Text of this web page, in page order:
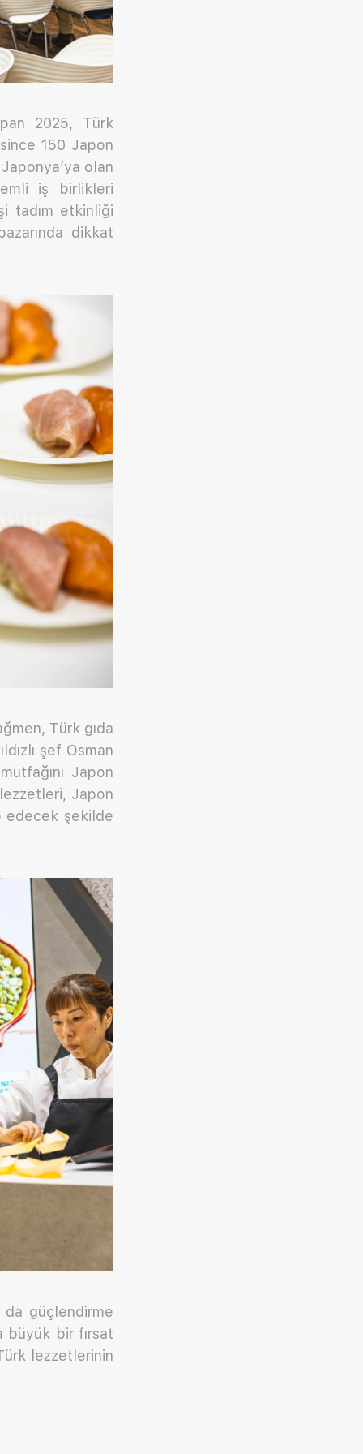
2025, Türk
150 Japon
olan
iş birlikleri
tadım etkinliği
dikkat
Türk gıda
şef Osman
Japon
Japon
edecek şekilde
güçlendirme
büyük bir fırsat
lezzetlerinin